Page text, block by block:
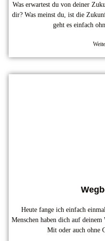
Was erwartest du von deiner
dir? Was meinst du, ist die
geht es einfach
Heute fange ich einfach
Menschen haben dich auf
Mit oder auch ohne